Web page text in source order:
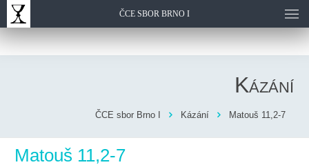
ČCE SBOR BRNO I
Kázání
ČCE sbor Brno I Kázání Matouš 11,2-7
Matouš 11,2-7